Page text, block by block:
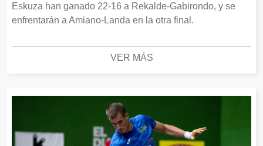
Eskuza han ganado 22-16 a Rekalde-Gabirondo, y se
enfrentarán a Amiano-Landa en la otra final.
VER MÁS